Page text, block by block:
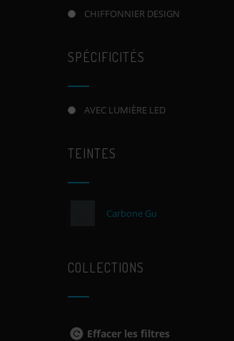
CHIFFONNIER DESIGN
SPÉCIFICITÉS
AVEC LUMIÈRE LED
TEINTES
Carbone Gu
COLLECTIONS
Effacer les filtres